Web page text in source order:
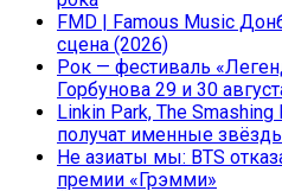
FMD | Famous Music
сцена (2026)
Рок — фестиваль
Горбунова 29 и 30
Linkin Park, The
получат именные
Не азиаты мы: BTS
премии «Грэмми»